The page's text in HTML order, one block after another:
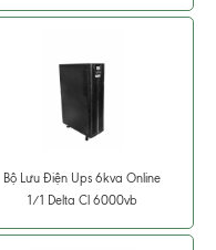
Bộ Lưu Điện Ups 6kva Online
1/1 Delta Cl 6000vb